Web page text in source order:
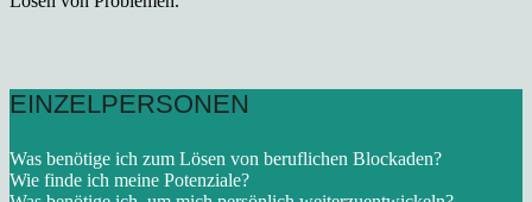
EINZELPERSONEN
Was benötige ich zum Lösen von beruflichen Blockaden?
Wie finde ich meine Potenziale?